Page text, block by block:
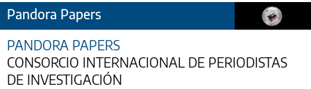
Pandora Papers
PANDORA PAPERS
CONSORCIO INTERNACIONAL DE PERIODISTAS
DE INVESTIGACIÓN